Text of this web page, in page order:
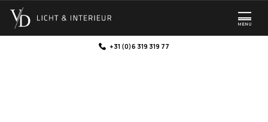
MENU
+31 (0)6 319 319 77